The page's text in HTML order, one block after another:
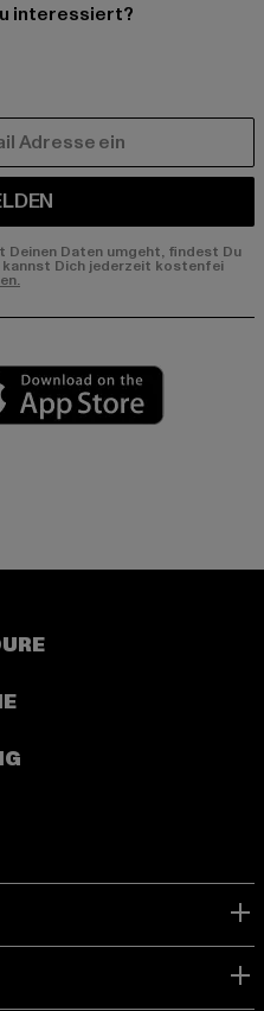
interessiert?
Daten umgeht, findest Du
Dich jederzeit kostenfei